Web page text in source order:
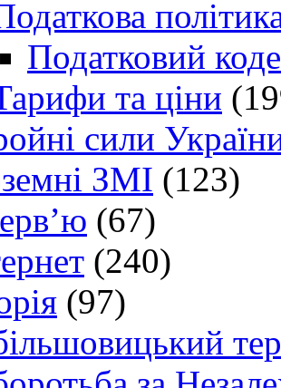
Податковий
та ціни
сили
ЗМІ (123)
(67)
(240)
(97)